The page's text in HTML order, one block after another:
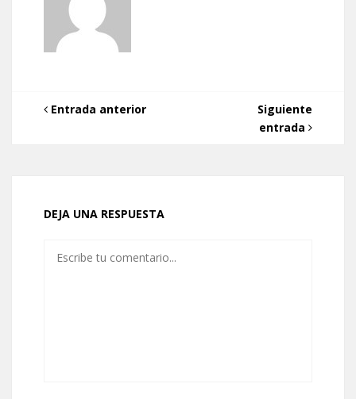
Entrada anterior
Siguiente
entrada
DEJA UNA RESPUESTA